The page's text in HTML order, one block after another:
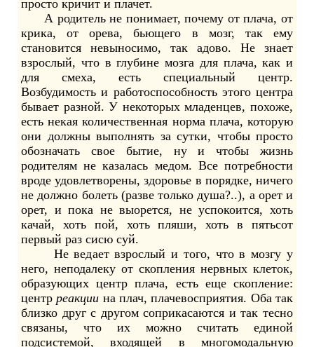
просто кричит и плачет.
А родитель не понимает, почему от плача, от
крика, от орева, бьющего в мозг, так ему
становится невыносимо, так адово. Не знает
взрослый, что в глубине мозга для плача, как и
для смеха, есть специальный центр.
Возбудимость и работоспособность этого центра
бывает разной. У некоторых младенцев, похоже,
есть некая количественная норма плача, которую
они должны выполнять за сутки, чтобы просто
обозначать свое бытие, ну и чтобы жизнь
родителям не казалась медом. Все потребности
вроде удовлетворены, здоровье в порядке, ничего
не должно болеть (разве только душа?..), а орет и
орет, и пока не выорется, не успокоится, хоть
качай, хоть пой, хоть пляши, хоть в пятьсот
первый раз сисю суй.
Не ведает взрослый и того, что в мозгу у
него, неподалеку от скопления нервных клеток,
образующих центр плача, есть еще скопление:
центрреакции на плач, плачевосприятия. Оба так
близко друг с другом соприкасаются и так тесно
связаны, что их можно считать единой
подсистемой, входящей в многомодальную